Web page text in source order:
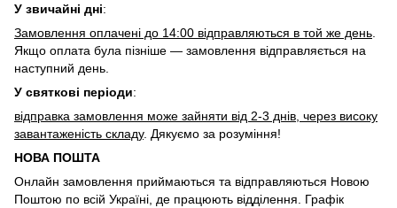
У звичайні дні:
Замовлення оплачені до 14:00 відправляються в той же день
Якщо оплата була пізніше — замовлення відправляється на
наступний день.
У святкові періоди:
відправка замовлення може зайняти від 2-3 днів, через високу
завантаженість складу. Дякуємо за розуміння!
НОВА ПОШТА
Онлайн замовлення приймаються та відправляються Новою
Поштою по всій Україні, де працюють відділення. Графік